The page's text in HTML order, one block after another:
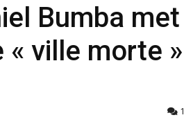
Bumba met
ville morte »
1